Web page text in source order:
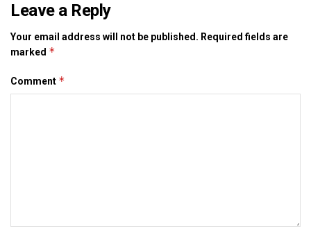
Leave a Reply
Your email address will not be published. Required fields are
marked *
Comment *